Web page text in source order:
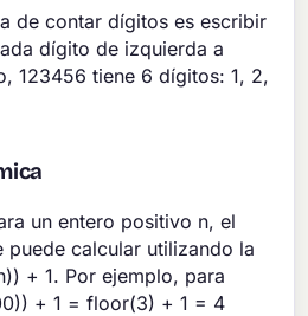
de contar dígitos es escribir
dígito de izquierda a
123456 tiene 6 dígitos: 1, 2,
un entero positivo n, el
puede calcular utilizando la
+ 1. Por ejemplo, para
+ 1 = floor(3) + 1 = 4